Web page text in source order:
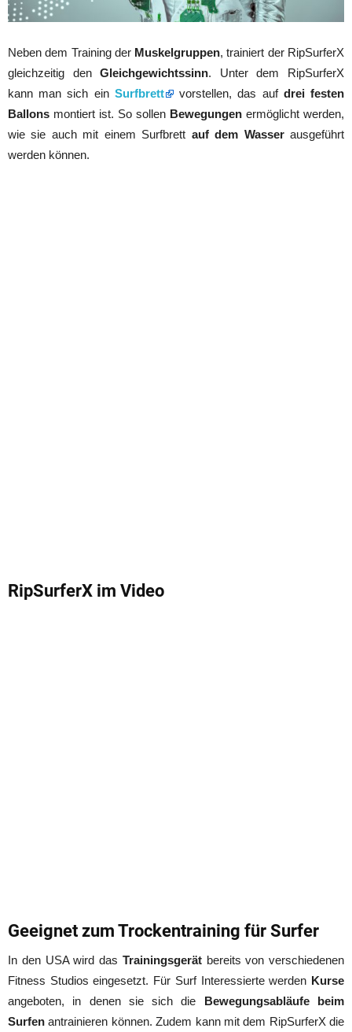
Neben dem Training der Muskelgruppen, trainiert der RipSurferX
gleichzeitig denGleichgewichtssinn. Unter dem RipSurferX
kann man sich ein Surfbrett vorstellen, das auf drei festen
Ballons montiert ist. So sollen Bewegungen ermöglicht werden,
wie sie auch mit einem Surfbrett auf dem Wasserausgeführt
werden können.
RipSurferX im Video
Geeignet zum Trockentraining für Surfer
In den USA wird das Trainingsgerätbereits von verschiedenen
Fitness Studios eingesetzt. Für Surf Interessierte werden Kurse
angeboten, in denen sie sich die Bewegungsabläufe beim
Surfen antrainieren können. Zudem kann mit dem RipSurferX die